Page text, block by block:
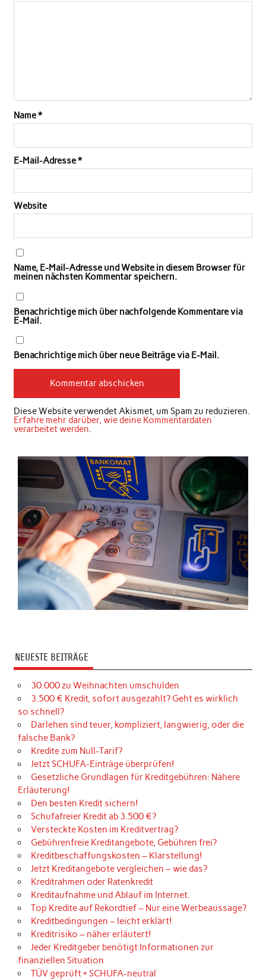
Name*
E-Mail-Adresse*
Website
Name, E-Mail-Adresse und Website in diesem Browser für
meinen nächsten Kommentar speichern.
Benachrichtige mich über nachfolgende Kommentare via
E-Mail.
Benachrichtige mich über neue Beiträge via E-Mail.
Diese Website verwendet Akismet, um Spam zu reduzieren.
Erfahre mehr darüber, wie deine Kommentardaten
verarbeitet werden.
NEUESTE BEITRÄGE
30.000 zu Weihnachten umschulden
3.500 € Kredit, sofort ausgezahlt? Geht es wirklich
so schnell?
Darlehen sind teuer, kompliziert, langwierig, oder die
falsche Bank?
Kredite zum Null-Tarif?
Jetzt SCHUFA-Einträge überprüfen!
Gesetzliche Grundlagen für Kreditgebühren: Nähere
Erläuterung!
Den besten Kredit sichern!
Schufafreier Kredit ab 3.500 €?
Versteckte Kosten im Kreditvertrag?
Gebührenfreie Kreditangebote, Gebühren frei?
Kreditbeschaffungskosten – Klarstellung!
Jetzt Kreditangebote vergleichen – wie das?
Kreditrahmen oder Ratenkredit
Kreditaufnahme und Ablauf im Internet.
Top Kredite auf Rekordtief – Nur eine Werbeaussage?
Kreditbedingungen – leicht erklärt!
Kreditrisiko – näher erläutert!
Jeder Kreditgeber benötigt Informationen zur
finanziellen Situation
TÜV geprüft + SCHUFA-neutral